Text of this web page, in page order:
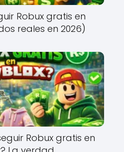
Robux gratis en
reales en 2026)
Robux gratis en